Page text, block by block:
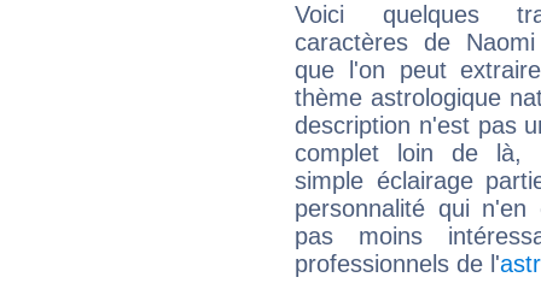
Voici quelques
caractères de
que l'on peut
thème astrologique
description n'est pas
complet loin de là,
simple éclairage
personnalité qui n'en
pas moins
professionnels de l'